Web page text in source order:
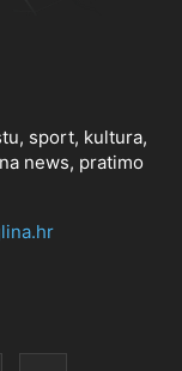
sport, kultura,
news, pratimo